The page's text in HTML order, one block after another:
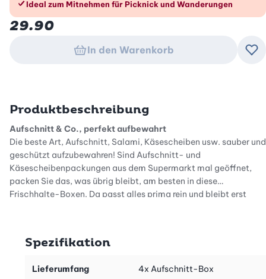
Ideal zum Mitnehmen für Picknick und Wanderungen
29.90
In den Warenkorb
Produktbeschreibung
Aufschnitt & Co., perfekt aufbewahrt
Die beste Art, Aufschnitt, Salami, Käsescheiben usw. sauber und
geschützt aufzubewahren! Sind Aufschnitt- und
Käsescheibenpackungen aus dem Supermarkt mal geöffnet,
packen Sie das, was übrig bleibt, am besten in diese
Frischhalte-Boxen. Da passt alles prima rein und bleibt erst
Der transparente Deckel lässt sich ganz einfach von der
Handgriff ein Servierplättchen, und Ihr Zvieri oder Znacht ist
Spezifikation
Lieferumfang 4x Aufschnitt-Box